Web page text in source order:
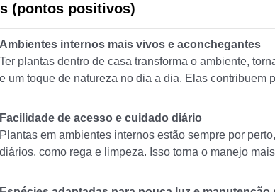
(pontos positivos)
Ambientes internos mais vivos e aconchegantes
Ter plantas dentro de casa transforma o ambiente,
e um toque de natureza no dia a dia. Elas contribuem
Facilidade de acesso e cuidado diário
Plantas em ambientes internos estão sempre por
diários, como rega e limpeza. Isso torna o manejo